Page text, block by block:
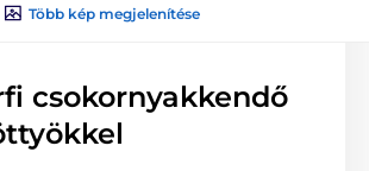
Több kép megjelenítése
csokornyakkendő